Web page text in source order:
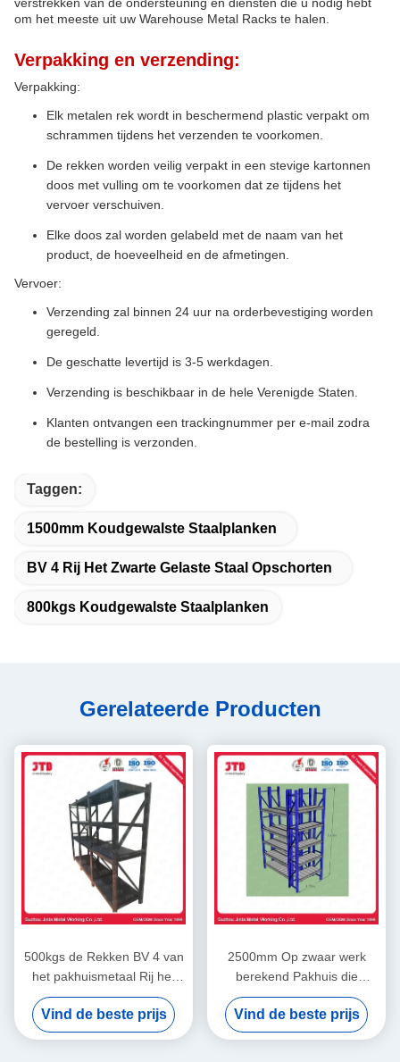
om het meeste uit uw Warehouse Metal Racks te halen.
Verpakking en verzending:
Verpakking:
Elk metalen rek wordt in beschermend plastic verpakt om
schrammen tijdens het verzenden te voorkomen.
De rekken worden veilig verpakt in een stevige kartonnen
doos met vulling om te voorkomen dat ze tijdens het
vervoer verschuiven.
Elke doos zal worden gelabeld met de naam van het
product, de hoeveelheid en de afmetingen.
Vervoer:
Verzending zal binnen 24 uur na orderbevestiging worden
geregeld.
De geschatte levertijd is 3-5 werkdagen.
Verzending is beschikbaar in de hele Verenigde Staten.
Klanten ontvangen een trackingnummer per e-mail zodra
de bestelling is verzonden.
Taggen:
1500mm Koudgewalste Staalplanken
BV 4 Rij Het Zwarte Gelaste Staal Opschorten
800kgs Koudgewalste Staalplanken
Gerelateerde Producten
500kgs de Rekken BV 4 van
het pakhuismetaal Rij het
Zwarte Gelaste Staal
Opschorten
Vind de beste prijs
2500mm Op zwaar werk
berekend Pakhuis die
2000kgs 6 opschorten Rij
het Commerciële
Opschorten
Vind de beste prijs